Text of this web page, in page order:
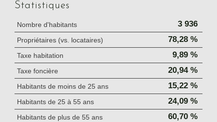
Statistiques
Nombre d'habitants 3 936
Propriétaires (vs. locataires) 78,28 %
Taxe habitation 9,89 %
Taxe foncière 20,94 %
Habitants de moins de 25 ans 15,22 %
Habitants de 25 à 55 ans 24,09 %
Habitants de plus de 55 ans 60,70 %